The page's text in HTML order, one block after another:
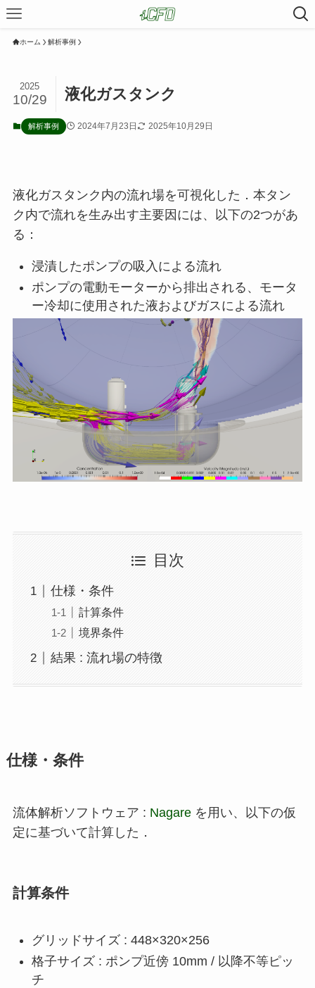
ホーム 解析事例
液化ガスタンク
2025
10/29
解析事例 2024年7月23日 2025年10月29日
液化ガスタンク内の流れ場を可視化した．本タン
ク内で流れを生み出す主要因には、以下の2つがあ
る：
浸漬したポンプの吸入による流れ
ポンプの電動モーターから排出される、モータ
ー冷却に使用された液およびガスによる流れ
目次
仕様・条件
計算条件
境界条件
結果 : 流れ場の特徴
仕様・条件
流体解析ソフトウェア : Nagare を用い、以下の仮
定に基づいて計算した．
計算条件
グリッドサイズ : 448×320×256
格子サイズ : ポンプ近傍 10mm / 以降不等ピッ
チ